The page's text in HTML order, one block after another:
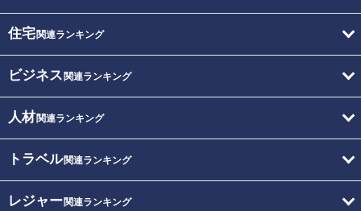
住宅関連ランキング
ビジネス 関連ランキング
人材関連ランキング
トラベル関連ランキング
レジャー関連ランキング